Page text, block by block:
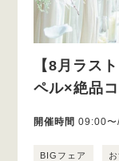
【8月ラス
ペル×絶品
開催時間 09:00
BIGフェア